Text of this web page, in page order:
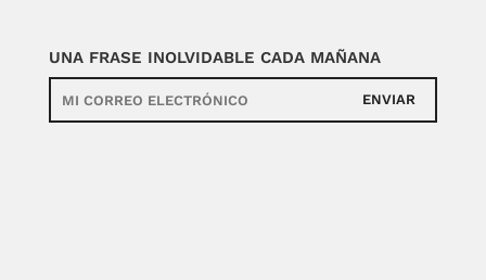
UNA FRASE INOLVIDABLE CADA MAÑANA
ENVIAR